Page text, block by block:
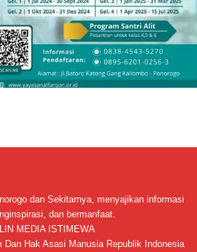
dan Sekitarnya, menyajikan informasi
dan bermanfaat.
MEDIA ISTIMEWA
Dan Hak Asasi Manusia Republik Indonesia